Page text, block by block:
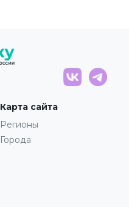
Карта сайта
Регионы
Города